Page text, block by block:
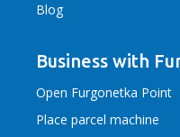
Blog
Business with
Open Furgonetka Point
Place parcel machine